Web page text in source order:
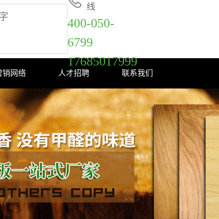
线
400-050-
6799
17685017999
销网络 人才招聘 联系我们